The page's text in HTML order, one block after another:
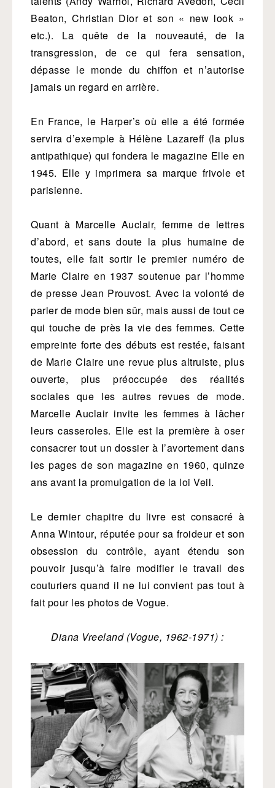
Beaton, Christian Dior et son « new look »
etc.). La quête de la nouveauté, de la
transgression, de ce qui fera sensation,
dépasse le monde du chiffon et n’autorise
jamais un regard en arrière.
En France, le Harper’s où elle a été formée
servira d’exemple à Hélène Lazareff (la plus
antipathique) qui fondera le magazine Elle en
1945. Elle y imprimera sa marque frivole et
parisienne.
Quant à Marcelle Auclair, femme de lettres
d’abord, et sans doute la plus humaine de
toutes, elle fait sortir le premier numéro de
Marie Claire en 1937 soutenue par l’homme
de presse Jean Prouvost. Avec la volonté de
parler de mode bien sûr, mais aussi de tout ce
qui touche de près la vie des femmes. Cette
empreinte forte des débuts est restée, faisant
de Marie Claire une revue plus altruiste, plus
ouverte, plus préoccupée des réalités
sociales que les autres revues de mode.
Marcelle Auclair invite les femmes à lâcher
leurs casseroles. Elle est la première à oser
consacrer tout un dossier à l’avortement dans
les pages de son magazine en 1960, quinze
ans avant la promulgation de la loi Veil.
Le dernier chapitre du livre est consacré à
Anna Wintour, réputée pour sa froideur et son
obsession du contrôle, ayant étendu son
pouvoir jusqu’à faire modifier le travail des
couturiers quand il ne lui convient pas tout à
fait pour les photos de Vogue.
Diana Vreeland (Vogue, 1962-1971) :